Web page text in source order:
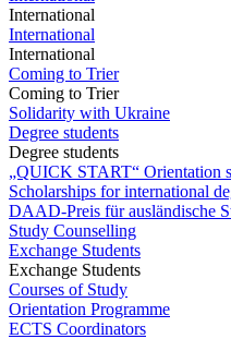
International
International
International
Coming to Trier
Coming to Trier
Solidarity with Ukraine
Degree students
Degree students
„QUICK START“ Orientation
Scholarships for international
DAAD-Preis für ausländische
Study Counselling
Exchange Students
Exchange Students
Courses of Study
Orientation Programme
ECTS Coordinators